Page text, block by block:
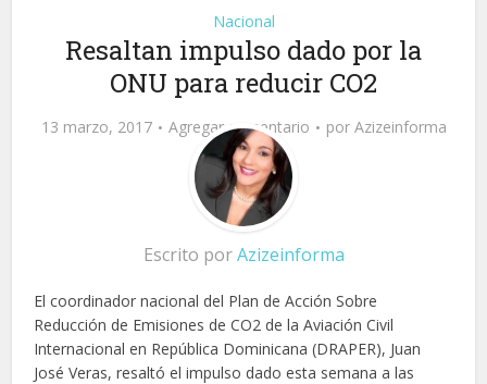
Nacional
Resaltan impulso dado por la
ONU para reducir CO2
13 marzo, 2017 Agregar comentario por Azizeinforma
Escrito porAzizeinforma
El coordinador nacional del Plan de Acción Sobre
Reducción de Emisiones de CO2 de la Aviación Civil
Internacional en República Dominicana (DRAPER), Juan
José Veras, resaltó el impulso dado esta semana a las